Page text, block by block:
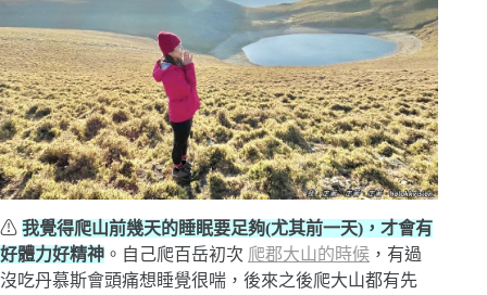
⚠ 我覺得爬山前幾天的睡眠要足夠(尤其前一天)，才會有
好體力好精神 。自己爬百岳初次 爬郡大山的時候 ，有過
沒吃丹慕斯會頭痛想睡覺很喘，後來之後爬大山都有先